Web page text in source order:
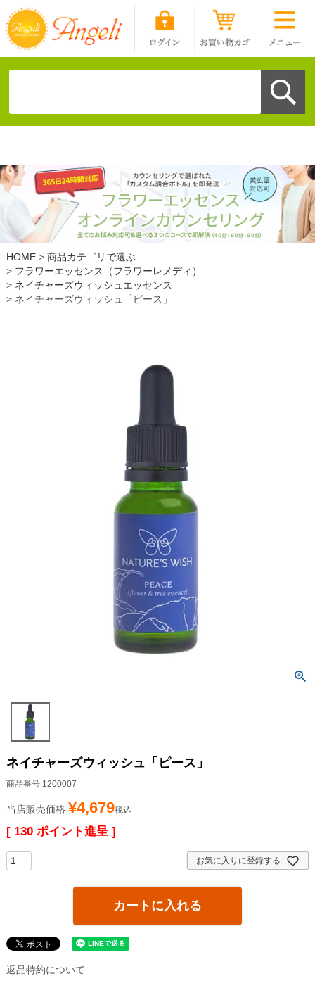
HOME
商品カテゴリで選ぶ
フラワーエッセンス（フラワーレメディ）
ネイチャーズウィッシュエッセンス
ネイチャーズウィッシュ「ピース」
ネイチャーズウィッシュ「ピース」
商品番号 1200007
当店販売価格 ¥4,679税込
[ 130 ポイント進呈 ]
お気に入りに登録する
カートに入れる
返品特約について